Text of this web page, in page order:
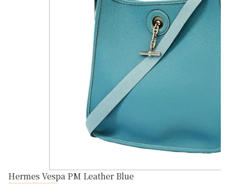
Hermes Vespa PM Leather Blue